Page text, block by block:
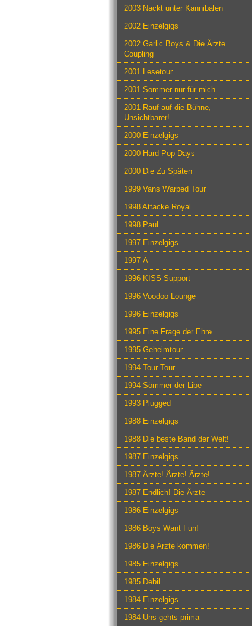
2003 Nackt unter Kannibalen
2002 Einzelgigs
2002 Garlic Boys & Die Ärzte
Coupling
2001 Lesetour
2001 Sommer nur für mich
2001 Rauf auf die Bühne,
Unsichtbarer!
2000 Einzelgigs
2000 Hard Pop Days
2000 Die Zu Späten
1999 Vans Warped Tour
1998 Attacke Royal
1998 Paul
1997 Einzelgigs
1997 Ä
1996 KISS Support
1996 Voodoo Lounge
1996 Einzelgigs
1995 Eine Frage der Ehre
1995 Geheimtour
1994 Tour-Tour
1994 Sömmer der Libe
1993 Plugged
1988 Einzelgigs
1988 Die beste Band der Welt!
1987 Einzelgigs
1987 Ärzte! Ärzte! Ärzte!
1987 Endlich! Die Ärzte
1986 Einzelgigs
1986 Boys Want Fun!
1986 Die Ärzte kommen!
1985 Einzelgigs
1985 Debil
1984 Einzelgigs
1984 Uns gehts prima